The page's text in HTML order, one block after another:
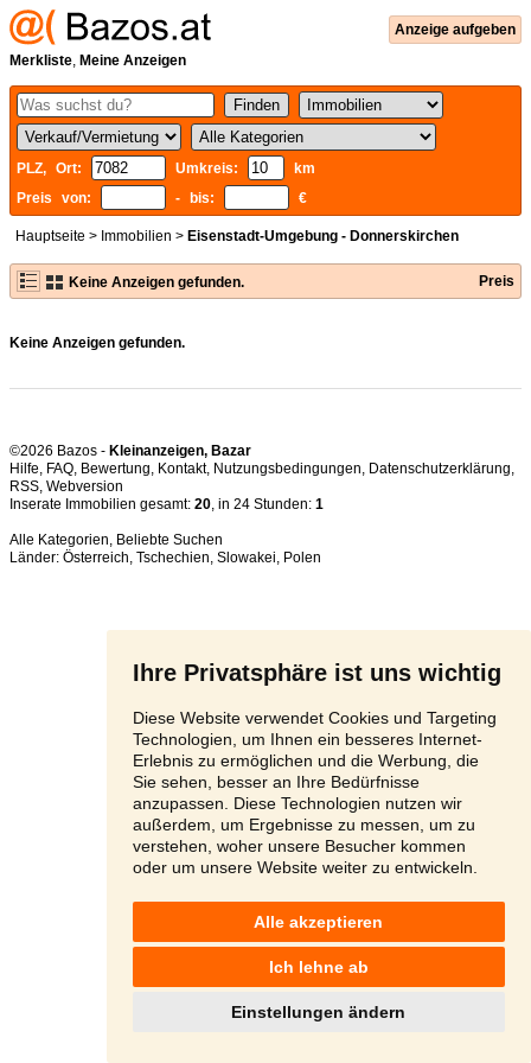
Ihre Privatsphäre ist uns wichtig
Diese Website verwendet Cookies und Targeting
Technologien, um Ihnen ein besseres Internet-
Erlebnis zu ermöglichen und die Werbung, die
Sie sehen, besser an Ihre Bedürfnisse
anzupassen. Diese Technologien nutzen wir
außerdem, um Ergebnisse zu messen, um zu
verstehen, woher unsere Besucher kommen
oder um unsere Website weiter zu entwickeln.
Alle akzeptieren
Ich lehne ab
Einstellungen ändern
Anzeige aufgeben
Merkliste, Meine Anzeigen
PLZ, Ort: Umkreis:
km
Preis von:
- bis: €
Hauptseite > Immobilien > Eisenstadt-Umgebung - Donnerskirchen
Keine Anzeigen gefunden. Preis
Keine Anzeigen gefunden.
©2026 Bazos - Kleinanzeigen, Bazar
Hilfe, FAQ, Bewertung, Kontakt, Nutzungsbedingungen, Datenschutzerklärung,
RSS,
Inserate Immobilien gesamt: 20, in 24 Stunden: 1
Alle Kategorien, Beliebte Suchen
Länder: Österreich, Tschechien, Slowakei, Polen